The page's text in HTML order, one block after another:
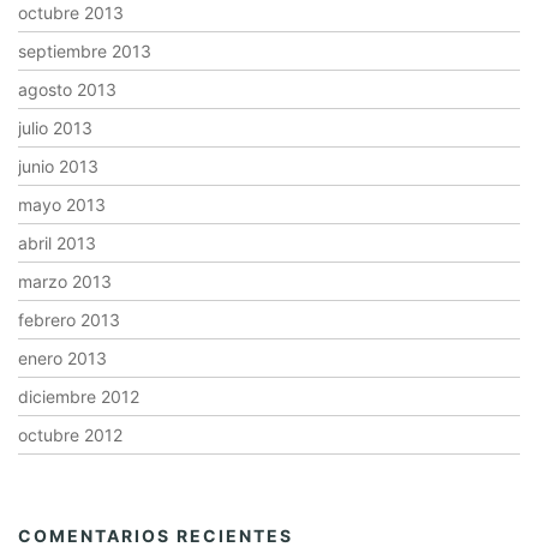
octubre 2013
septiembre 2013
agosto 2013
julio 2013
junio 2013
mayo 2013
abril 2013
marzo 2013
febrero 2013
enero 2013
diciembre 2012
octubre 2012
COMENTARIOS RECIENTES